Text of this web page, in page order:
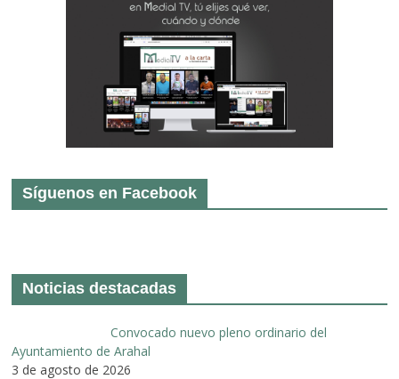
Síguenos en Facebook
Noticias destacadas
Convocado nuevo pleno ordinario del
Ayuntamiento de Arahal
3 de agosto de 2026